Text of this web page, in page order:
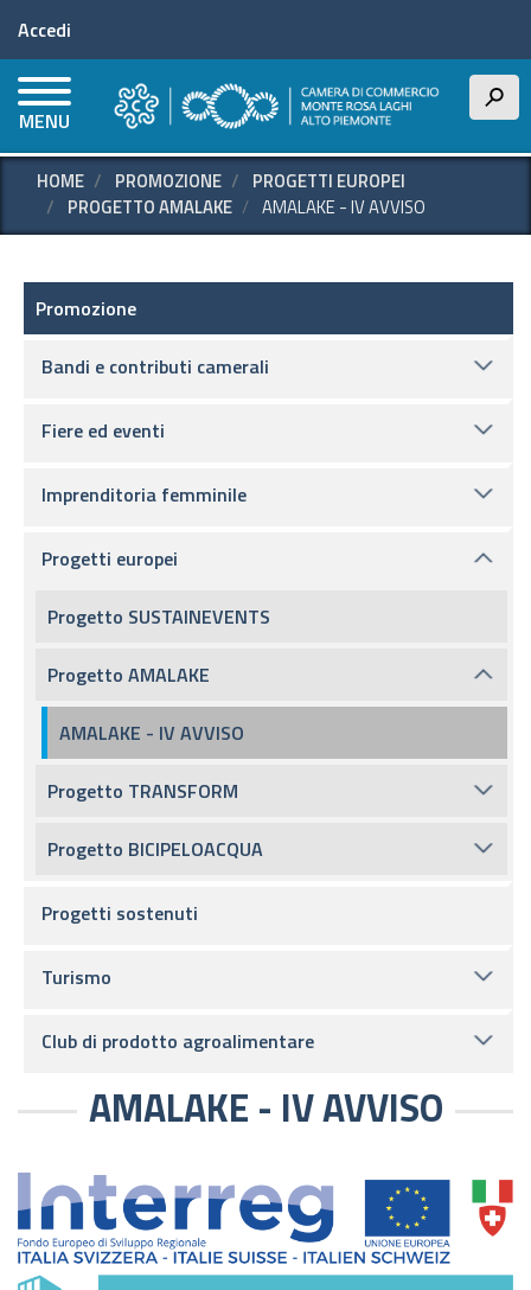
principale
Menu profilo utente
Accedi
MENU
h
HOME PROMOZIONE
PROGETTI EUROPEI
PROGETTO AMALAKE
AMALAKE - IV AVVISO
AMALAKE - IV AVVISO
Promozione e supporto
Promozione
Bandi e contributi camerali
Fiere ed eventi
Imprenditoria femminile
Progetti europei
Progetto SUSTAINEVENTS
Progetto AMALAKE
AMALAKE - IV AVVISO
Progetto TRANSFORM
Progetto BICIPELOACQUA
Progetti sostenuti
Turismo
Club di prodotto agroalimentare